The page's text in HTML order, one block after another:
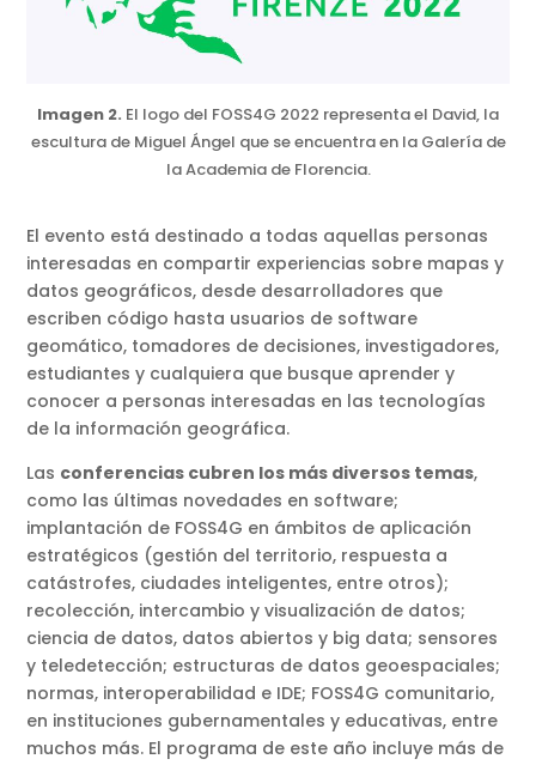
Imagen 2. El logo del FOSS4G 2022 representa el David, la
escultura de Miguel Ángel que se encuentra en la Galería de
la Academia de Florencia.
El evento está destinado a todas aquellas personas
interesadas en compartir experiencias sobre mapas y
datos geográficos, desde desarrolladores que
escriben código hasta usuarios de software
geomático, tomadores de decisiones, investigadores,
estudiantes y cualquiera que busque aprender y
conocer a personas interesadas en las tecnologías
de la información geográfica.
Las conferencias cubren los más diversos temas,
como las últimas novedades en software;
implantación de FOSS4G en ámbitos de aplicación
estratégicos (gestión del territorio, respuesta a
catástrofes, ciudades inteligentes, entre otros);
recolección, intercambio y visualización de datos;
ciencia de datos, datos abiertos y big data; sensores
y teledetección; estructuras de datos geoespaciales;
normas, interoperabilidad e IDE; FOSS4G comunitario,
en instituciones gubernamentales y educativas, entre
muchos más. El programa de este año incluye más de